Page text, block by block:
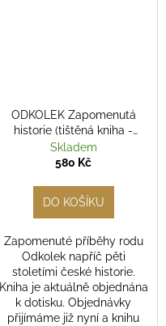
ODKOLEK Zapomenutá
historie (tištěná kniha -
měkká vazba)
Skladem
580 Kč
DO KOŠÍKU
Zapomenuté příběhy rodu
Odkolek napříč pěti
stoletími české historie.
Kniha je aktuálně objednána
k dotisku. Objednávky
přijímáme již nyní a knihu